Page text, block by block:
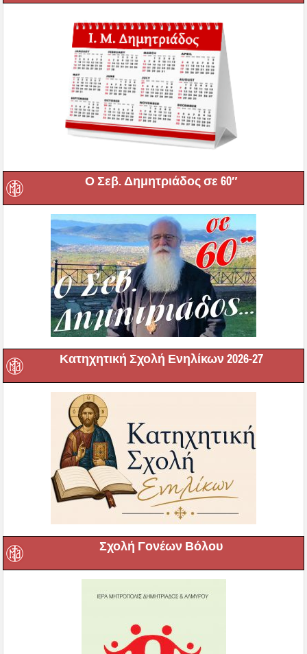
Ο Σεβ. Δημητριάδος σε 60″
Κατηχητική Σχολή Ενηλίκων 2026-27
Σχολή Γονέων Βόλου